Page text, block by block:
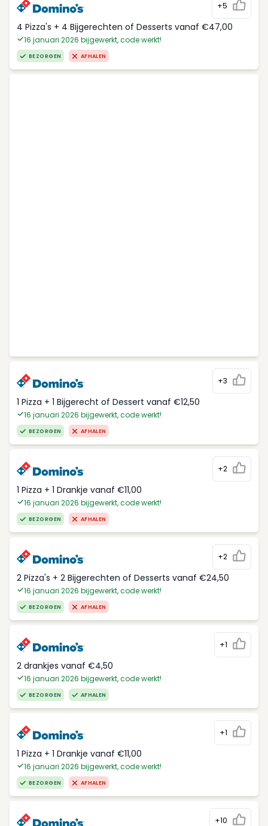
+5
4 Pizza's + 4 Bijgerechten of Desserts vanaf €47,00
16 januari 2026 bijgewerkt, code werkt!
BEZORGEN AFHALEN
+3
1 Pizza + 1 Bijgerecht of Dessert vanaf €12,50
16 januari 2026 bijgewerkt, code werkt!
BEZORGEN AFHALEN
+2
1 Pizza + 1 Drankje vanaf €11,00
16 januari 2026 bijgewerkt, code werkt!
BEZORGEN AFHALEN
+2
2 Pizza's + 2 Bijgerechten of Desserts vanaf €24,50
16 januari 2026 bijgewerkt, code werkt!
BEZORGEN AFHALEN
+1
2 drankjes vanaf €4,50
16 januari 2026 bijgewerkt, code werkt!
BEZORGEN AFHALEN
+1
1 Pizza + 1 Drankje vanaf €11,00
16 januari 2026 bijgewerkt, code werkt!
BEZORGEN AFHALEN
+10